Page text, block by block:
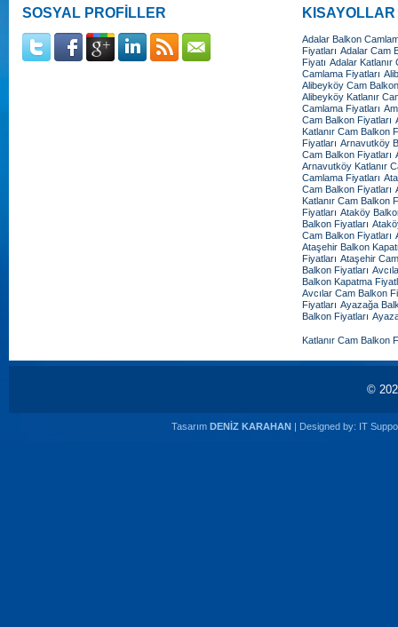
SOSYAL PROFİLLER KISAYOLLAR
Adalar Balkon
Fiyatları Adalar Cam
Fiyatı Adalar Katlanır
Camlama Fiyatları
Alibeyköy Cam
Alibeyköy Katlanır
Camlama Fiyatları
Cam Balkon Fiyatları
Katlanır Cam Balkon
Fiyatları Arnavutköy
Cam Balkon Fiyatları
Arnavutköy Katlanır
Camlama Fiyatları
Cam Balkon Fiyatları
Katlanır Cam Balkon
Fiyatları Ataköy
Balkon Fiyatları
Cam Balkon Fiyatları
Ataşehir Balkon
Fiyatları Ataşehir
Balkon Fiyatları
Balkon Kapatma
Avcılar Cam Balkon
Fiyatları Ayazağa
Balkon Fiyatları
Katlanır Cam Balkon
©
Tasarım DENİZ KARAHAN| Designed by: IT